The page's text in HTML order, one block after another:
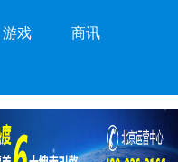
游戏 商讯